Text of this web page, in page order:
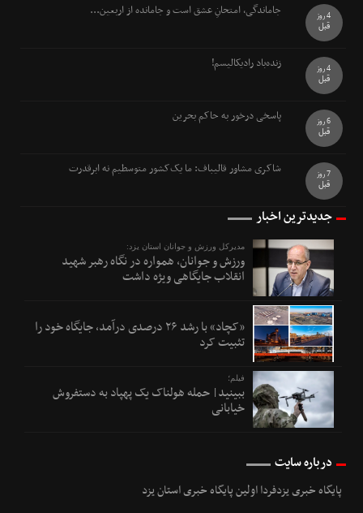
جاماندگی، امتحانِ عشق است و جامانده از اربعین...
4 روز
قبل
زنده‌باد رادیکالیسم!
4 روز
قبل
پاسخی درخور به حاکم بحرین
6 روز
قبل
شاکری مشاور قالیباف: ما یک‌کشور متوسطیم نه ابرقدرت
7 روز
قبل
جدیدترین اخبار
مدیرکل ورزش و جوانان استان یزد:
ورزش و جوانان، همواره در نگاه رهبر شهید
انقلاب جایگاهی ویژه داشت
«کچاد» با رشد ۲۶ درصدی درآمد، جایگاه خود را
تثبیت کرد
فیلم؛
ببینید| حمله هولناک یک پهپاد به دستفروش
خیابانی
درباره سایت
پایگاه خبری یزدفردا اولین پایگاه خبری استان یزد